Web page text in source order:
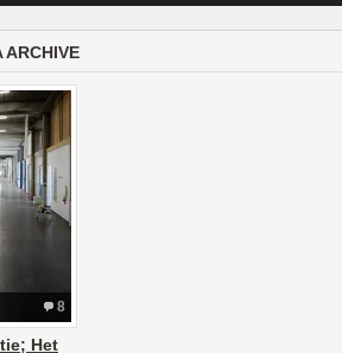
ARCHIVE
8
Het